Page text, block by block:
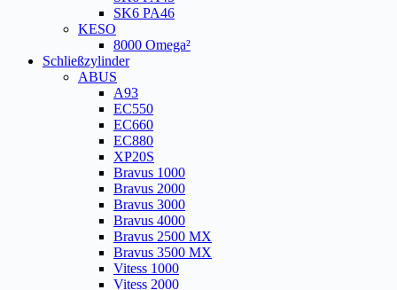
SK6 PA46
KESO
8000 Omega²
Schließzylinder
ABUS
A93
EC550
EC660
EC880
XP20S
Bravus 1000
Bravus 2000
Bravus 3000
Bravus 4000
Bravus 2500 MX
Bravus 3500 MX
Vitess 1000
Vitess 2000